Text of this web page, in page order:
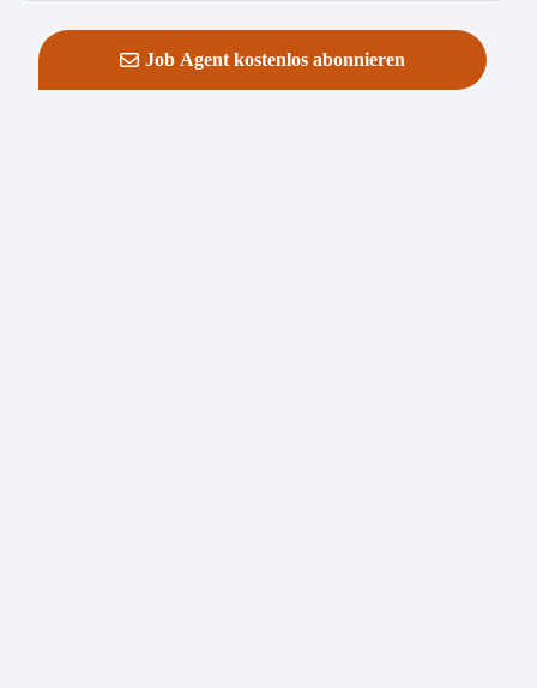
Job Agent kostenlos abonnieren